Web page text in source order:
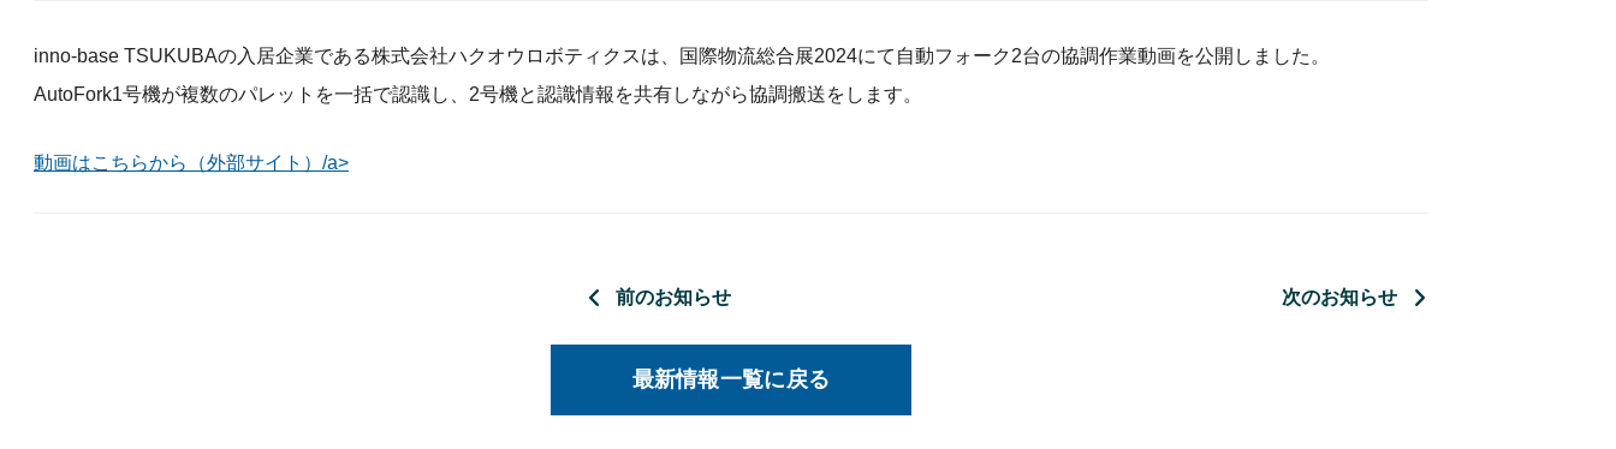
inno-base TSUKUBAの入居企業である株式会社ハクオウロボティクスは、国際物流総合展2024にて自動フォーク2台の協調作業動画を公開しました。
AutoFork1号機が複数のパレットを一括で認識し、2号機と認識情報を共有しながら協調搬送をします。
動画はこちらから（外部サイト）/a>
前のお知らせ 次のお知らせ
最新情報一覧に戻る